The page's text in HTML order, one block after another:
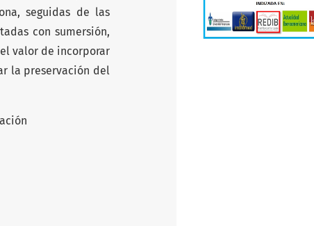
seguidas de las
con sumersión,
valor de incorporar
la preservación del